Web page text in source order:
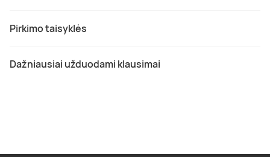
Pirkimo taisyklės
Dažniausiai užduodami klausimai